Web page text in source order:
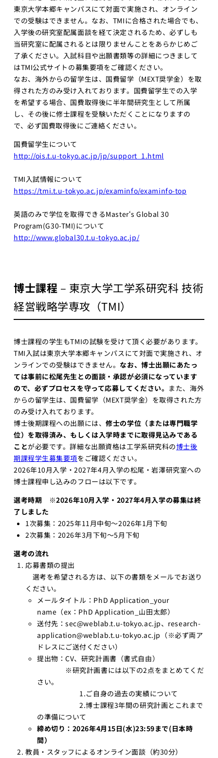
AI起業サ
マープロ
グラム
AI Business
Insights
アントレプレ
ナーシップ
データ駆
動型起業
演習
ディープ
業実践演
習
ディープ
テック起
業家への
ビジョナリ
ー・スタート
アップ
講義別 過去の講
師・TA一覧（2020
年〜）
講義スライドダウンロ
ード
LLM 大規模言語モデ
ル講座2025講義ス
ライド
東京大学本郷キャンパスにて対面で実施され、オンライン
での受験はできません。なお、TMIに合格された場合でも、
入学後の研究室配属面談を経て決定されるため、必ずしも
当研究室に配属されるとは限りませんことをあらかじめご
了承ください。入試科目や出願書類等の詳細につきまして
はTMI公式サイトの募集要項をご確認ください。
なお、海外からの留学生は、国費留学（MEXT奨学金）を取
得された方のみ受け入れております。国費留学生での入学
を希望する場合、国費取得後に半年間研究生として所属
し、その後に修士課程を受験いただくことになりますの
で、必ず国費取得後にご連絡ください。
国費留学生について
http://ois.t.u-tokyo.ac.jp/jp/support_1.html
TMI入試情報について
https://tmi.t.u-tokyo.ac.jp/examinfo/examinfo-top
英語のみで学位を取得できるMaster‘s Global 30
Program(G30-TMI)について
http://www.global30.t.u-tokyo.ac.jp/
博士課程 – 東京大学工学系研究科 技術
経営戦略学専攻（TMI）
博士課程の学生もTMIの試験を受けて頂く必要があります。
TMI入試は東京大学本郷キャンパスにて対面で実施され、オ
ンラインでの受験はできません。 なお、博士出願にあたっ
ては事前に松尾先生との面談・承認が必須になっています
ので、必ずプロセスを守って応募してください。 また、海外
からの留学生は、国費留学（MEXT奨学金）を取得された方
のみ受け入れております。
博士後期課程への出願には、修士の学位（または専門職学
位）を取得済み、もしくは入学時までに取得見込みである
ことが必要です。詳細な出願資格は工学系研究科の博士後
期課程学生募集要項をご確認ください。
2026年10月入学・2027年4月入学の松尾・岩澤研究室への
博士課程申し込みのフローは以下です。
選考時期
※2026年10月入学・2027年4月入学の募集は終
了しました
1次募集：2025年11月中旬～2026年1月下旬
2次募集：2026年3月下旬～5月下旬
選考の流れ
応募書類の提出
選考を希望される方は、以下の書類をメールでお送り
ください。
メールタイトル：PhD Application_your
name（ex：PhD Application_山田太郎）
送付先：sec@weblab.t.u-tokyo.ac.jp、research-
application@weblab.t.u-tokyo.ac.jp（※必ず両ア
ドレスにご送付ください）
提出物：CV、研究計画書（書式自由）
※研究計画書には以下の2点をまとめてくだ
さい。
1.ご自身の過去の実績について
2.博士課程3年間の研究計画とこれまで
の準備について
締め切り：2026年4月15日(水)23:59まで(日本時
間）
教員・スタッフによるオンライン面談（約30分）